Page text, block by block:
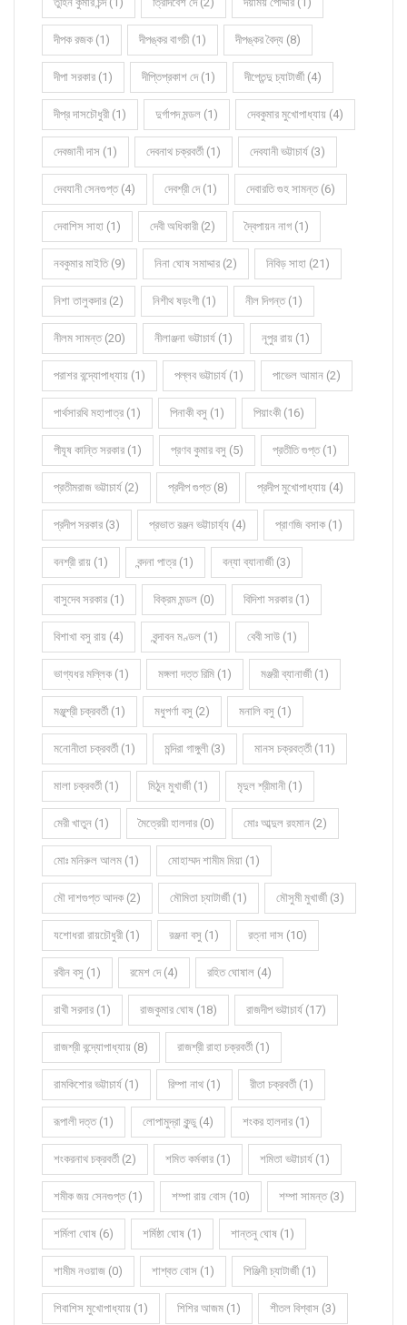
দীপক রজক (1) দীপঙ্কর বাগচী (1) দীপঙ্কর বৈদ্য (8)
দীপা সরকার (1) দীপ্তিপ্রকাশ দে (1) দীপ্তেন্দু চ্যাটার্জী (4)
দীপ্র দাসচৌধুরী (1) দুর্গাপদ মন্ডল (1) দেবকুমার মুখোপাধ্যায় (4)
দেবজানী দাস (1) দেবনাথ চক্রবর্তী (1) দেবযানী ভট্টাচার্য (3)
দেবযানী সেনগুপ্ত (4) দেবশ্রী দে (1) দেবারতি গুহ সামন্ত (6)
দেবাশিস সাহা (1) দেবী অধিকারী (2) দ্বৈপায়ন নাগ (1)
নবকুমার মাইতি (9) নিনা ঘোষ সমাদ্দার (2) নিবিড় সাহা (21)
নিশা তালুকদার (2) নিশীথ ষড়ংগী (1) নীল দিগন্ত (1)
নীলম সামন্ত (20) নীলাঞ্জনা ভট্টাচার্য (1) নূপুর রায় (1)
পরাশর বন্দ্যোপাধ্যায় (1) পল্লব ভট্টাচার্য (1) পাভেল আমান (2)
পার্থসারথি মহাপাত্র (1) পিনাকী বসু (1) পিয়াংকী (16)
পীযূষ কান্তি সরকার (1) প্রণব কুমার বসু (5) প্রতীতি গুপ্ত (1)
প্রতীমরাজ ভট্টাচার্য (2) প্রদীপ গুপ্ত (8) প্রদীপ মুখোপাধ্যায় (4)
প্রদীপ সরকার (3) প্রভাত রঞ্জন ভট্টাচার্য্য (4) প্রাণজি বসাক (1)
বনশ্রী রায় (1) বন্দনা পাত্র (1) বন্যা ব্যানার্জী (3)
বাসুদেব সরকার (1) বিক্রম মন্ডল (0) বিদিশা সরকার (1)
বিশাখা বসু রায় (4) বৃন্দাবন মণ্ডল (1) বেবী সাউ (1)
ভাগ্যধর মল্লিক (1) মঙ্গলা দত্ত রিমি (1) মঞ্জরী ব্যানার্জী (1)
মঞ্জুশ্রী চক্রবর্তী (1) মধুপর্ণা বসু (2) মনালি বসু (1)
মনোনীতা চক্রবর্তী (1) মন্দিরা গাঙ্গুলী (3) মানস চক্রবর্ত্তী (11)
মালা চক্রবর্তী (1) মিঠুন মুখার্জী (1) মৃদুল শ্রীমানী (1)
মেরী খাতুন (1) মৈত্রেয়ী হালদার (0) মোঃ আব্দুল রহমান (2)
মোঃ মনিরুল আলম (1) মোহাম্মদ শামীম মিয়া (1)
মৌ দাশগুপ্ত আদক (2) মৌমিতা চ্যাটার্জী (1) মৌসুমী মুখার্জী (3)
যশোধরা রায়চৌধুরী (1) রঞ্জনা বসু (1) রত্না দাস (10)
রবীন বসু (1) রমেশ দে (4) রহিত ঘোষাল (4)
রাখী সরদার (1) রাজকুমার ঘোষ (18) রাজদীপ ভট্টাচার্য (17)
রাজশ্রী বন্দ্যোপাধ্যায় (8) রাজশ্রী রাহা চক্রবর্তী (1)
রামকিশোর ভট্টাচার্য (1) রিম্পা নাথ (1) রীতা চক্রবর্তী (1)
রূপালী দত্ত (1) লোপামুদ্রা কুন্ডু (4) শংকর হালদার (1)
শংকরনাথ চক্রবর্তী (2) শমিত কর্মকার (1) শমিতা ভট্টাচার্য (1)
শমীক জয় সেনগুপ্ত (1) শম্পা রায় বোস (10) শম্পা সামন্ত (3)
শর্মিলা ঘোষ (6) শর্মিষ্ঠা ঘোষ (1) শান্তনু ঘোষ (1)
শামীম নওয়াজ (0) শাশ্বত বোস (1) শিঞ্জিনী চ্যাটার্জী (1)
শিবাশিস মুখোপাধ্যায় (1) শিশির আজম (1) শীতল বিশ্বাস (3)